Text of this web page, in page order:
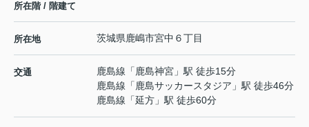
所在階 / 階建て
所在地 茨城県鹿嶋市宮中 ６丁目
交通 鹿島線 「 鹿島神宮 」駅 徒歩15分
鹿島線 「 鹿島サッカースタジア 」駅 徒歩46分
鹿島線 「延方 」駅 徒歩60分